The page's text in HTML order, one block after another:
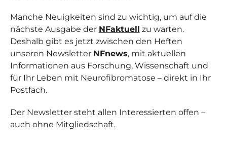
Manche Neuigkeiten sind zu wichtig, um auf die
nächste Ausgabe der NFaktuell zu warten.
Deshalb gibt es jetzt zwischen den Heften
unseren Newsletter NFnews, mit aktuellen
Informationen aus Forschung, Wissenschaft und
für Ihr Leben mit Neurofibromatose – direkt in Ihr
Postfach.
Der Newsletter steht allen Interessierten offen –
auch ohne Mitgliedschaft.